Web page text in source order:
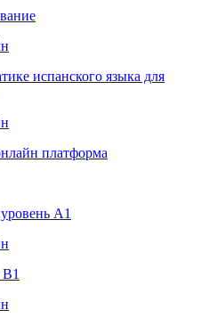
испанского языка для
платформа
А1